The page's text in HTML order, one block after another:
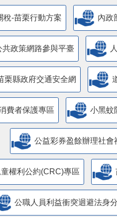
稅-苗栗行動方案 內政
共政策網路參與平臺
栗縣政府交通安全網
費者保護專區 小黑蚊
公益彩券盈餘辦理社會
童權利公約(CRC)專區
公職人員利益衝突迴避法身